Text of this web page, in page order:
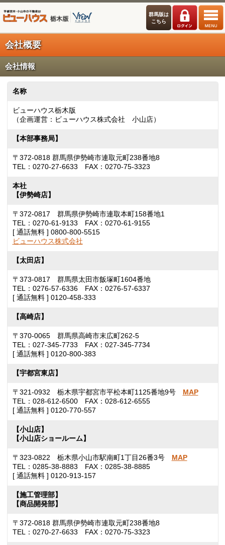
群馬版は
こちら
会社概要
会社情報
名称
ビューハウス栃木版
（企画運営：ビューハウス株式会社 小山店）
【本部事務局】
〒372-0818 群馬県伊勢崎市連取元町238番地8
TEL：0270-27-6633 FAX：0270-75-3323
本社
【伊勢崎店】
〒372-0817 群馬県伊勢崎市連取本町158番地1
TEL：0270-61-9133 FAX：0270-61-9155
[ 通話無料 ] 0800-800-5515
ビューハウス株式会社
【太田店】
〒373-0817 群馬県太田市飯塚町1604番地
TEL：0276-57-6336 FAX：0276-57-6337
[ 通話無料 ] 0120-458-333
【高崎店】
〒370-0065 群馬県高崎市末広町262-5
TEL：027-345-7733 FAX：027-345-7734
[ 通話無料 ] 0120-800-383
【宇都宮東店】
〒321-0932 栃木県宇都宮市平松本町1125番地9号 MAP
TEL：028-612-6500 FAX：028-612-6555
[ 通話無料 ] 0120-770-557
【小山店】
【小山店ショールーム】
〒323-0822 栃木県小山市駅南町1丁目26番3号 MAP
TEL：0285-38-8883 FAX：0285-38-8885
[ 通話無料 ] 0120-913-157
【施工管理部】
【商品開発部】
〒372-0818 群馬県伊勢崎市連取元町238番地8
TEL：0270-27-6633 FAX：0270-75-3323